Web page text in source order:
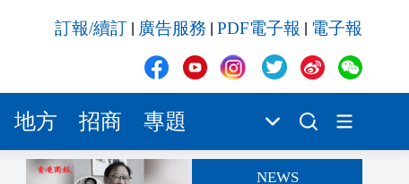
訂報/續訂 廣告服務 PDF電子報 電子報
地方 招商 專題
NEWS